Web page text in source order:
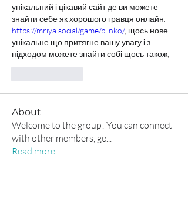
унікальний і цікавий сайт де ви можете
https://mriya.social/game/plinko/, щось нове
унікальне що притягне вашу увагу і з
підходом можете знайти собі щось також,
About
Welcome to the group! You can connect
with other members, ge...
Read more